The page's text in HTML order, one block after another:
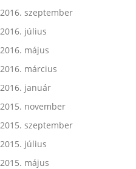
2016. szeptember
2016. július
2016. május
2016. március
2016. január
2015. november
2015. szeptember
2015. július
2015. május